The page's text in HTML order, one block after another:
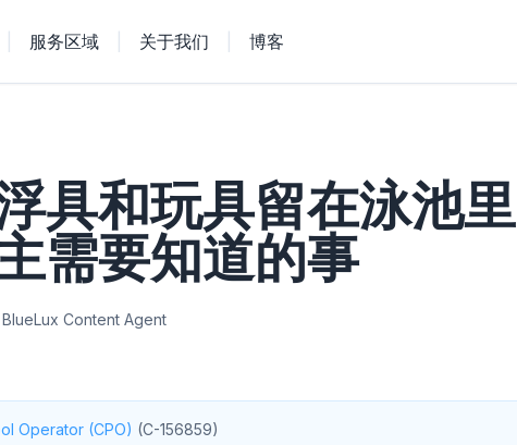
服务区域 关于我们 博客
具和玩具留在泳池里
需要知道的事
BlueLux Content Agent
Operator (CPO) (C-156859)